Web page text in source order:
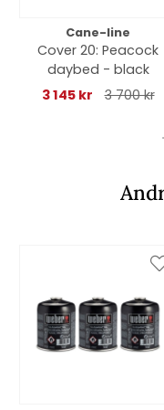
Cane-line
Cover 20: Peacock
daybed - black
3 145 kr
3 700 kr